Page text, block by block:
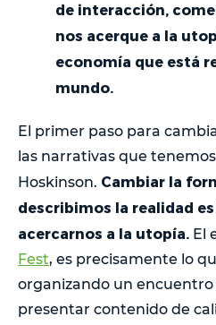
de interacción,
nos acerque a la
economía que está
mundo.
El primer paso para
las narrativas que
Hoskinson. Cambiar la
describimos la realidad
acercarnos a la utopía. El
Fest, es precisamente lo
organizando un encuentro
presentar contenido de